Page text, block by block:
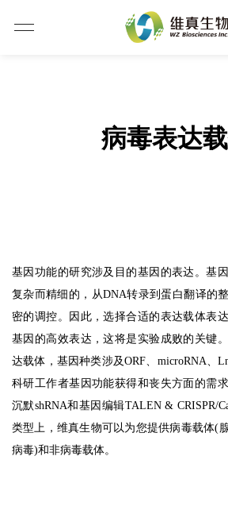
病毒表达
基因功能的研究涉及目的基因的表达。基
复杂而精细的，从DNA转录到蛋白翻译的
密的调控。因此，选择合适的表达载体表
基因的高效表达，这将是实验成败的关键
达载体，基因种类涉及ORF、microRNA、
科研工作者基因功能获得和丧失方面的需
沉默shRNA和基因编辑TALEN & CRISPR/
类型上，维真生物可以为您提供病毒载体(
病毒)和非病毒载体。